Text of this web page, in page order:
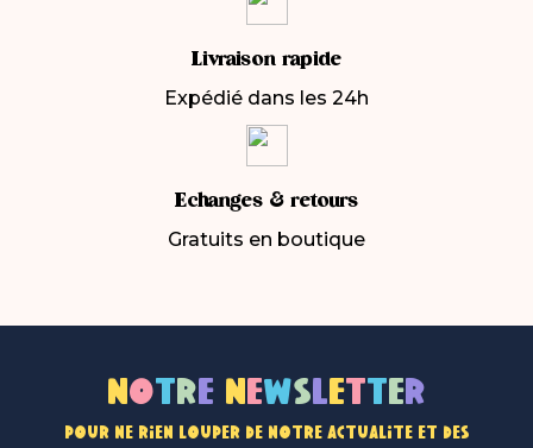
Livraison rapide
Expédié dans les 24h
Echanges & retours
Gratuits en boutique
Notr e newsletter
Pour ne rien louper de notre actualité et des